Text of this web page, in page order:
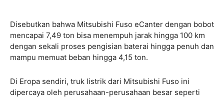
Disebutkan bahwa Mitsubishi Fuso eCanter dengan bobot
mencapai 7,49 ton bisa menempuh jarak hingga 100 km
dengan sekali proses pengisian baterai hingga penuh dan
mampu memuat beban hingga 4,15 ton.
Di Eropa sendiri, truk listrik dari Mitsubishi Fuso ini
dipercaya oleh perusahaan-perusahaan besar seperti